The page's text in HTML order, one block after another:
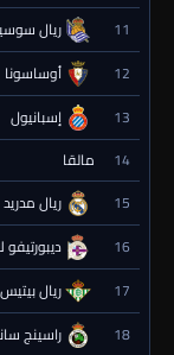
11 ريال
12 أوساسونا
13 إسبانيول
14 مالقا
15 ريال مدريد
16 ديبورتيفو
17 ريال بيتيس
18 راسينج